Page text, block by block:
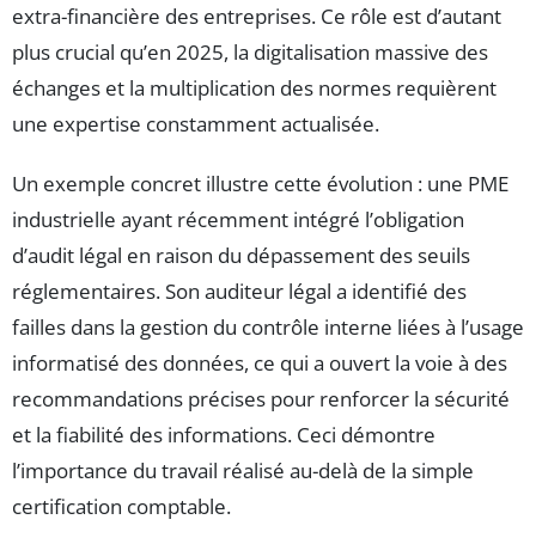
extra-financière des entreprises. Ce rôle est d’autant
plus crucial qu’en 2025, la digitalisation massive des
échanges et la multiplication des normes requièrent
une expertise constamment actualisée.
Un exemple concret illustre cette évolution : une PME
industrielle ayant récemment intégré l’obligation
d’audit légal en raison du dépassement des seuils
réglementaires. Son auditeur légal a identifié des
failles dans la gestion du contrôle interne liées à l’usage
informatisé des données, ce qui a ouvert la voie à des
recommandations précises pour renforcer la sécurité
et la fiabilité des informations. Ceci démontre
l’importance du travail réalisé au-delà de la simple
certification comptable.